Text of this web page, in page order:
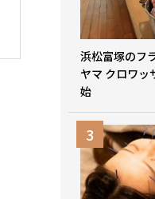
浜松富塚のフ
ヤマ クロワッ
始